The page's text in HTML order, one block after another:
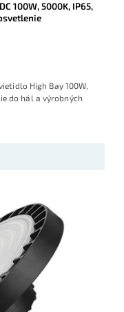
100W, 5000K, IP65,
High Bay 100W,
do hál a výrobných